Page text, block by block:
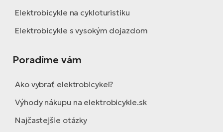
Elektrobicykle na cykloturistiku
Elektrobicykle s vysokým dojazdom
Poradíme vám
Ako vybrať elektrobicykel?
Výhody nákupu na elektrobicykle.sk
Najčastejšie otázky